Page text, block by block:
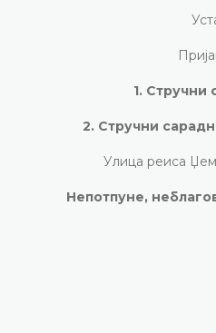
1. Стручни
2. Стручни
Улица реиса
Непотпуне,